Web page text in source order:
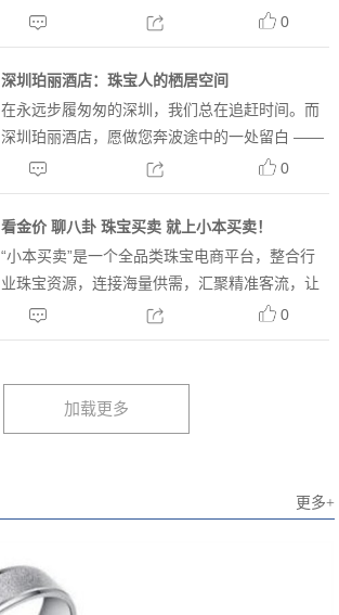
道新华路四十号碧玉丰翡翠文化大楼隆重举行。
本次活动由广东碧玉丰珠宝有限公司与佛山市三
水区碧玉丰玉雕文化艺术馆联...
0
深圳珀丽酒店：珠宝人的栖居空间
在永远步履匆匆的深圳，我们总在追赶时间。而
深圳珀丽酒店，愿做您奔波途中的一处留白 ——
不是匆匆歇脚的驿站，而是可以卸下防备、安放
身心的临时居所。在水贝，这里不仅是 “中国宝
都”，更是一座藏着匠心与烟...
0
看金价 聊八卦 珠宝买卖 就上小本买卖！
“小本买卖”是一个全品类珠宝电商平台，整合行
业珠宝资源，连接海量供需，汇聚精准客流，让
珠宝交易更简单、高效、有趣。智能工具，让珠
宝生意更高效实时金价更新，把握行情波动智能
0
更多+